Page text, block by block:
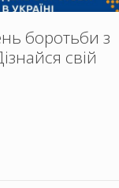
боротьби з
свій